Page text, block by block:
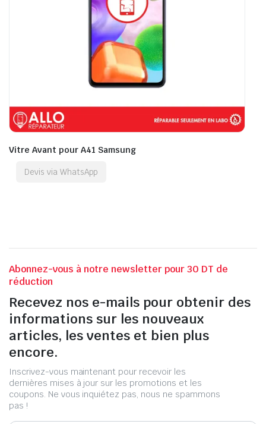
Vitre Avant pour A41 Samsung
Devis via WhatsApp
Abonnez-vous à notre newsletter pour 30 DT de
réduction
Recevez nos e-mails pour obtenir des
informations sur les nouveaux
articles, les ventes et bien plus
encore.
Inscrivez-vous maintenant pour recevoir les
dernières mises à jour sur les promotions et les
coupons. Ne vous inquiétez pas, nous ne spammons
pas !